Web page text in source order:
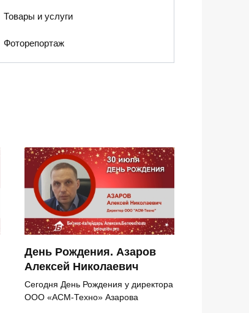
Товары и услуги
Фоторепортаж
День Рождения. Азаров
Алексей Николаевич
Сегодня День Рождения у директора
ООО «АСМ-Техно» Азарова